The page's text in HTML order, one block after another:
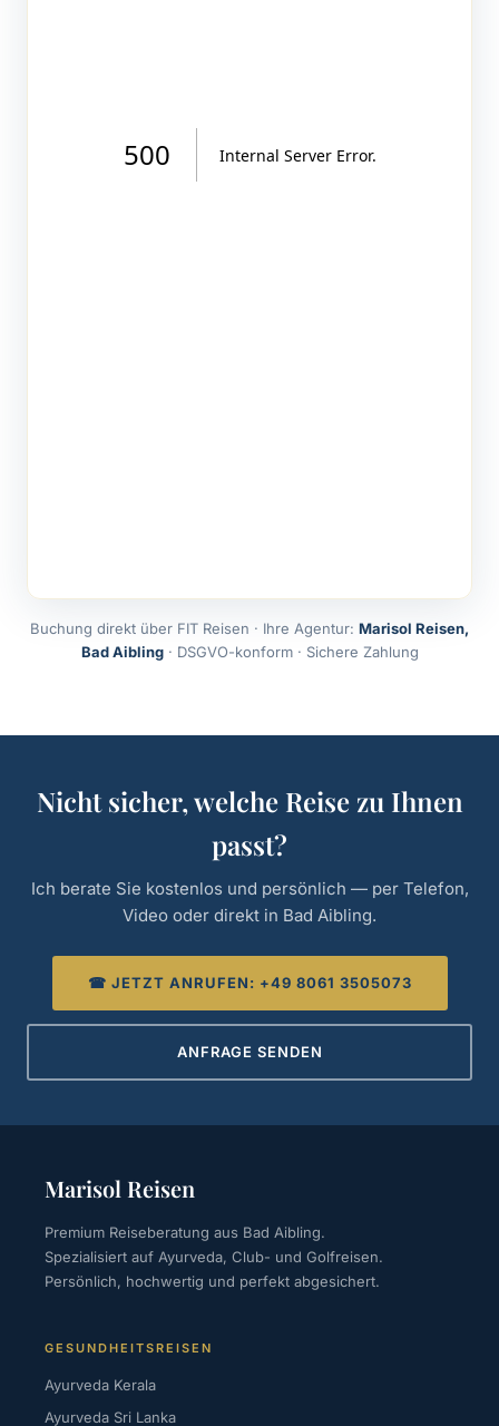
Buchung direkt über FIT Reisen · Ihre Agentur: Marisol Reisen,
Bad Aibling· DSGVO-konform · Sichere Zahlung
Nicht sicher, welche Reise zu Ihnen
passt?
Ich berate Sie kostenlos und persönlich — per Telefon,
Video oder direkt in Bad Aibling.
☎ JETZT ANRUFEN: +49 8061 3505073
ANFRAGE SENDEN
Marisol Reisen
Premium Reiseberatung aus Bad Aibling.
Spezialisiert auf Ayurveda, Club- und Golfreisen.
Persönlich, hochwertig und perfekt abgesichert.
GESUNDHEITSREISEN
Ayurveda Kerala
Ayurveda Sri Lanka